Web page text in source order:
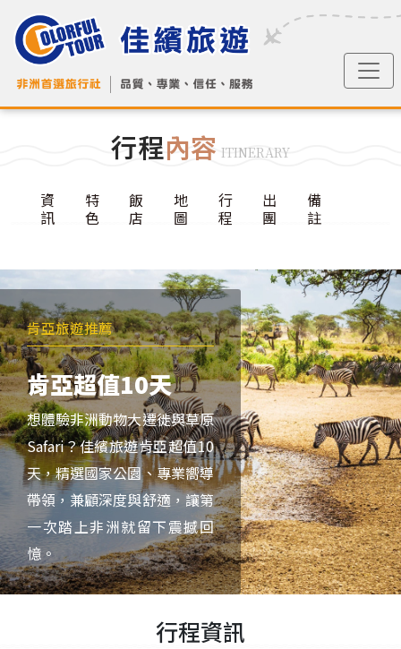
行程內容 ITINERARY
資
訊
特
色
飯
店
地
圖
行
程
出
團
備
註
肯亞旅遊推薦
肯亞超值10天
想體驗非洲動物大遷徙與草原
Safari？佳繽旅遊肯亞超值10
天，精選國家公園、專業嚮導
帶領，兼顧深度與舒適，讓第
一次踏上非洲就留下震撼回
憶。
行程資訊